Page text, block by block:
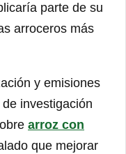
parte de su
arroceros más
y emisiones
investigación
arroz con
que mejorar